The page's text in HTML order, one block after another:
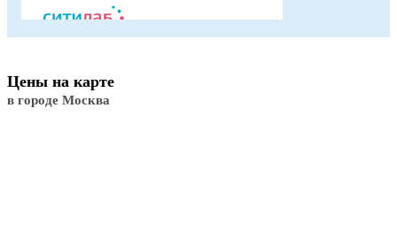
Цены на карте
в городе Москва